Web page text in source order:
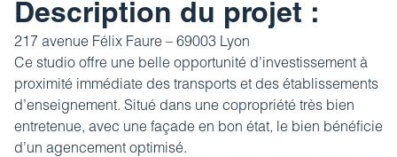
Revue de presse
Nos coordonnées
Estimez votre bien
Impôt sur la plus-value
Calculez votre budget travaux
Le tableau d’amortissement
bancaire
Description du projet :
217 avenue Félix Faure – 69003 Lyon
Ce studio offre une belle opportunité d’investissement à
proximité immédiate des transports et des établissements
d’enseignement. Situé dans une copropriété très bien
entretenue, avec une façade en bon état, le bien bénéficie
d’un agencement optimisé.